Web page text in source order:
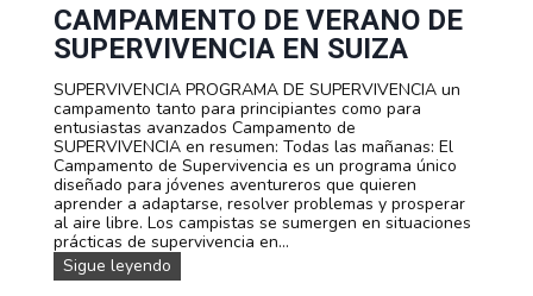
T
E
S
C
U
Á
T
I
C
O
S
C
M
CAMPAMENTO DE VERANO DE
SUPERVIVENCIA EN SUIZA
SUPERVIVENCIA PROGRAMA DE SUPERVIVENCIA un
campamento tanto para principiantes como para
entusiastas avanzados Campamento de
SUPERVIVENCIA en resumen: Todas las mañanas: El
Campamento de Supervivencia es un programa único
diseñado para jóvenes aventureros que quieren
aprender a adaptarse, resolver problemas y prosperar
al aire libre. Los campistas se sumergen en situaciones
prácticas de supervivencia en...
Sigue leyendo
A